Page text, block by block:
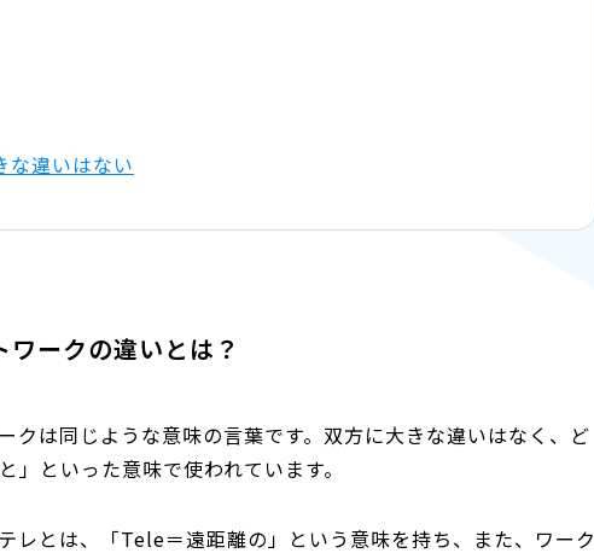
な違いはない
ワークの違いとは？
クは同じような意味の言葉です。双方に大きな違いはなく、ど
といった意味で使われています。
レとは、「Tele＝遠距離の」という意味を持ち、また、ワーク